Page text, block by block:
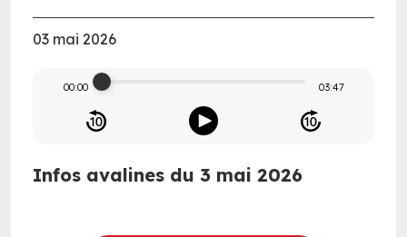
03 mai 2026
00:00 03:47
Infos avalines du 3 mai 2026